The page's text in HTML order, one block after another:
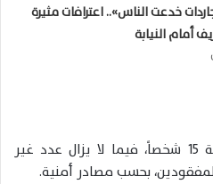
خدعت الناس».. اعترافات مثيرة
أمام النيابة
وأسفر الهجوم أيضاً عن إصابة 15 شخصاً، فيما لا يزال عدد غير
بحسب مصادر أمنية.